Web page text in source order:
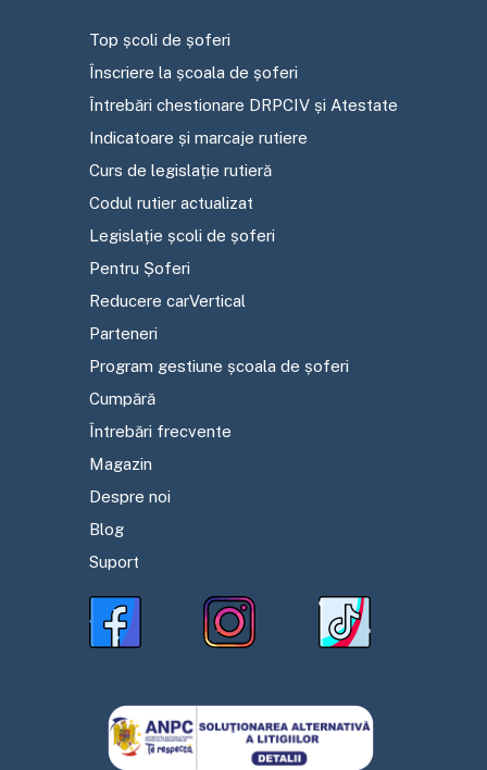
Top școli de șoferi
Înscriere la școala de șoferi
Întrebări chestionare DRPCIV și Atestate
Indicatoare și marcaje rutiere
Curs de legislație rutieră
Codul rutier actualizat
Legislație școli de șoferi
Pentru Șoferi
Reducere carVertical
Parteneri
Program gestiune școala de șoferi
Cumpără
Întrebări frecvente
Magazin
Despre noi
Blog
Suport